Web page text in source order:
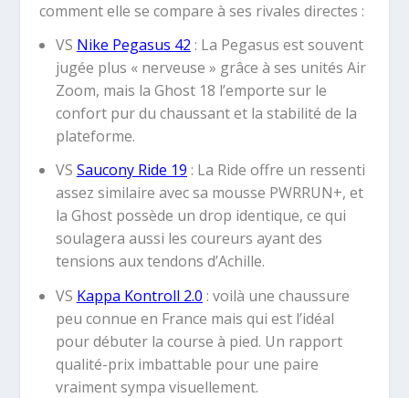
comment elle se compare à ses rivales directes :
VS Nike Pegasus 42 : La Pegasus est souvent
jugée plus « nerveuse » grâce à ses unités Air
Zoom, mais la Ghost 18 l’emporte sur le
confort pur du chaussant et la stabilité de la
plateforme.
VS Saucony Ride 19 : La Ride offre un ressenti
assez similaire avec sa mousse PWRRUN+, et
la Ghost possède un drop identique, ce qui
soulagera aussi les coureurs ayant des
tensions aux tendons d’Achille.
VS Kappa Kontroll 2.0 : voilà une chaussure
peu connue en France mais qui est l’idéal
pour débuter la course à pied. Un rapport
qualité-prix imbattable pour une paire
vraiment sympa visuellement.